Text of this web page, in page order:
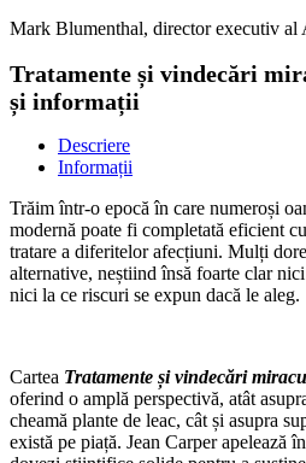
Mark Blumenthal, director executiv al
Tratamente și vindecări
și informații
Descriere
Informații
Trăim într-o epocă în care numeroși
modernă poate fi completată eficient
tratare a diferitelor afecțiuni. Mulți
alternative, neștiind însă foarte clar
nici la ce riscuri se expun dacă le aleg.
Cartea Tratamente și vindecări
oferind o amplă perspectivă, atât
cheamă plante de leac, cât și asupra
există pe piață. Jean Carper apelează